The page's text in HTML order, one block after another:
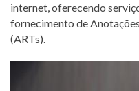
internet, oferecendo
fornecimento de
(ARTs).